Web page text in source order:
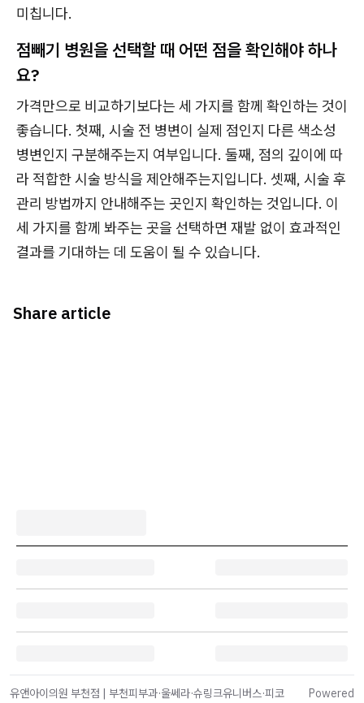
미칩니다.
점빼기 병원을 선택할 때 어떤 점을 확인해야 하나
요?
가격만으로 비교하기보다는 세 가지를 함께 확인하는 것이
좋습니다. 첫째, 시술 전 병변이 실제 점인지 다른 색소성
병변인지 구분해주는지 여부입니다. 둘째, 점의 깊이에 따
라 적합한 시술 방식을 제안해주는지입니다. 셋째, 시술 후
관리 방법까지 안내해주는 곳인지 확인하는 것입니다. 이
세 가지를 함께 봐주는 곳을 선택하면 재발 없이 효과적인
결과를 기대하는 데 도움이 될 수 있습니다.
Share article
유앤아이의원 부천점 | 부천피부과·울쎄라·슈링크유니버스·피코
Powered